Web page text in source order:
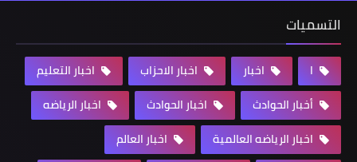
التسميات
ا اخبار اخبار الاحزاب
اخبار التعليم
أخبار الحوادث
اخبار الحوادث
اخبار الرياضه
اخبار الرياضه العالمية
اخبار العالم